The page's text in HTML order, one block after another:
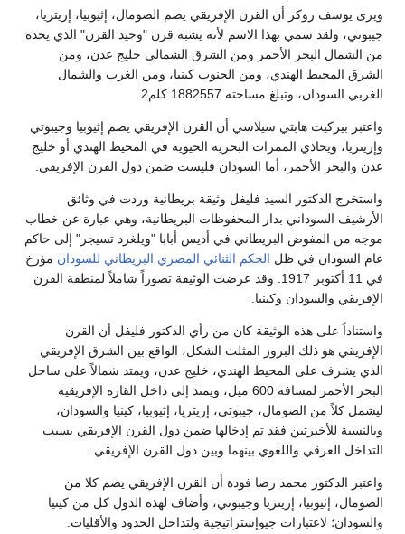
ويرى يوسف روكز أن القرن الإفريقي يضم الصومال، إثيوبيا، إريتريا،
جيبوتي، ولقد سمي بهذا الاسم لأنه يشبه قرن "وحيد القرن" الذي يحده
من الشمال البحر الأحمر ومن الشرق الشمالي خليج عدن، ومن
الشرق المحيط الهندي، ومن الجنوب كينيا، ومن الغرب والشمال
الغربي السودان، وتبلغ مساحته 1882557 كلم2.
واعتبر بيركيت هابتي سيلاسي أن القرن الإفريقي يضم إثيوبيا وجيبوتي
وإريتريا، ويحاذي الممرات البحرية الحيوية في المحيط الهندي أو خليج
عدن والبحر الأحمر، أما السودان فليست ضمن دول القرن الإفريقي.
واستخرج الدكتور السيد فليفل وثيقة بريطانية وردت في وثائق
الأرشيف السوداني بدار المحفوظات البريطانية، وهي عبارة عن خطاب
موجه من المفوض البريطاني في أديس أبابا "ويلغرد تسيجر" إلى حاكم
عام السودان في ظل الحكم الثنائي المصري البريطاني للسودان مؤرخ
في 11 أكتوبر 1917. وقد عرضت الوثيقة تصوراً شاملاً لمنطقة القرن
الإفريقي والسودان وكينيا.
واستناداً على هذه الوثيقة كان من رأي الدكتور فليفل أن القرن
الإفريقي هو ذلك البروز المثلث الشكل، الواقع بين الشرق الإفريقي
الذي يشرف على المحيط الهندي، خليج عدن، ويمتد شمالاً على ساحل
البحر الأحمر لمسافة 600 ميل، ويمتد إلى داخل القارة الإفريقية
ليشمل كلاً من الصومال، جيبوتي، إريتريا، إثيوبيا، كينيا والسودان،
وبالنسبة للأخيرتين فقد تم إدخالها ضمن دول القرن الإفريقي بسبب
التداخل العرقي واللغوي بينهما وبين دول القرن الإفريقي.
واعتبر الدكتور محمد رضا فودة أن القرن الإفريقي يضم كلا من
الصومال، إثيوبيا، إريتريا وجيبوتي، وأضاف لهذه الدول كل من كينيا
والسودان؛ لاعتبارات جيوإستراتيجية ولتداخل الحدود والأقليات.